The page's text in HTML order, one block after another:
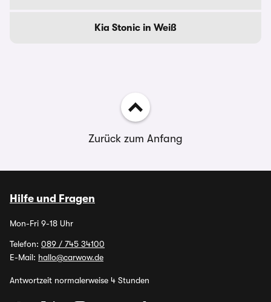
Kia Stonic in Weiß
Zurück zum Anfang
Hilfe und Fragen
Mon-Fri 9-18 Uhr
Telefon: 089 / 745 34100
E-Mail: hallo@carwow.de
Antwortzeit normalerweise 4 Stunden